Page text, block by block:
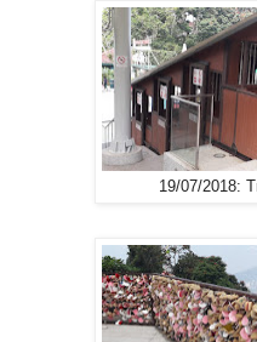
19/07/2018: